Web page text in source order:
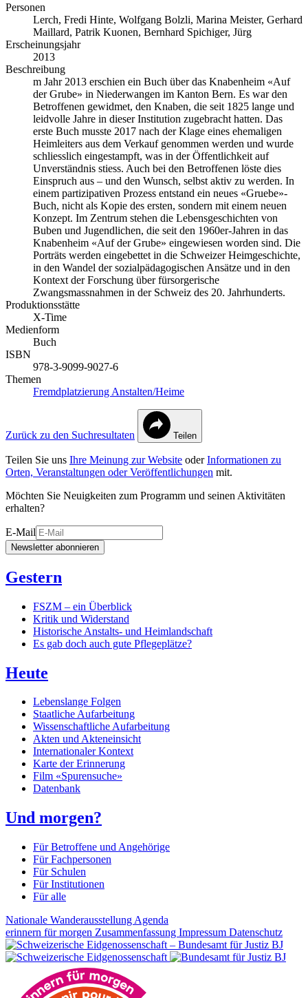
Personen
Lerch, Fredi Hinte, Wolfgang Bolzli, Marina Meister, Gerhard
Maillard, Patrik Kuonen, Bernhard Spichiger, Jürg
Erscheinungsjahr
2013
Beschreibung
m Jahr 2013 erschien ein Buch über das Knabenheim «Auf
der Grube» in Niederwangen im Kanton Bern. Es war den
Betroffenen gewidmet, den Knaben, die seit 1825 lange und
leidvolle Jahre in dieser Institution zugebracht hatten. Das
erste Buch musste 2017 nach der Klage eines ehemaligen
Heimleiters aus dem Verkauf genommen werden und wurde
schliesslich eingestampft, was in der Öffentlichkeit auf
Unverständnis stiess. Auch bei den Betroffenen löste dies
Einspruch aus – und den Wunsch, selbst aktiv zu werden. In
einem partizipativen Prozess entstand ein neues «Gruebe»-
Buch, nicht als Kopie des ersten, sondern mit einem neuen
Konzept. Im Zentrum stehen die Lebensgeschichten von
Buben und Jugendlichen, die seit den 1960er-Jahren in das
Knabenheim «Auf der Grube» eingewiesen worden sind. Die
Porträts werden eingebettet in die Schweizer Heimgeschichte,
in den Wandel der sozialpädagogischen Ansätze und in den
Kontext der Forschung über fürsorgerische
Zwangsmassnahmen in der Schweiz des 20. Jahrhunderts.
Produktionsstätte
X-Time
Medienform
Buch
ISBN
978-3-9099-9027-6
Themen
Fremdplatzierung Anstalten/Heime
Zurück zu den Suchresultaten Teilen
Teilen Sie uns Ihre Meinung zur Website oderInformationen zu
Orten, Veranstaltungen oder Veröffentlichungen mit.
Möchten Sie Neuigkeiten zum Programm und seinen Aktivitäten
erhalten?
E-Mail
Newsletter abonnieren
Gestern
FSZM – ein Überblick
Kritik und Widerstand
Historische Anstalts- und Heimlandschaft
Es gab doch auch gute Pflegeplätze?
Heute
Lebenslange Folgen
Staatliche Aufarbeitung
Wissenschaftliche Aufarbeitung
Akten und Akteneinsicht
Internationaler Kontext
Karte der Erinnerung
Film «Spurensuche»
Datenbank
Und morgen?
Für Betroffene und Angehörige
Für Fachpersonen
Für Schulen
Für Institutionen
Für alle
Nationale Wanderausstellung Agenda
erinnern für morgen Zusammenfassung Impressum Datenschutz